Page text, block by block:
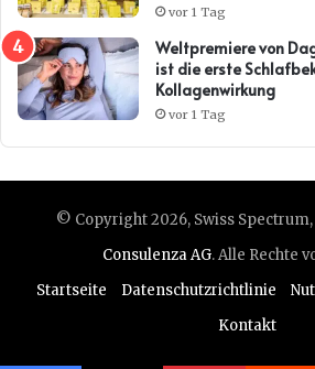
vor 1 Tag
Weltpremiere von
ist die erste
Kollagenwirkung
vor 1 Tag
© Copyright 2026, Swiss
Consulenza AG. Alle Rechte
Startseite
Datenschutzrichtlinie
Kontakt